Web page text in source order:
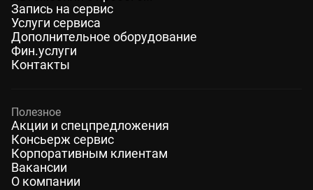
Запись на сервис
Услуги сервиса
Дополнительное оборудование
Фин.услуги
Контакты
Полезное
Акции и спецпредложения
Консьерж сервис
Корпоративным клиентам
Вакансии
О компании